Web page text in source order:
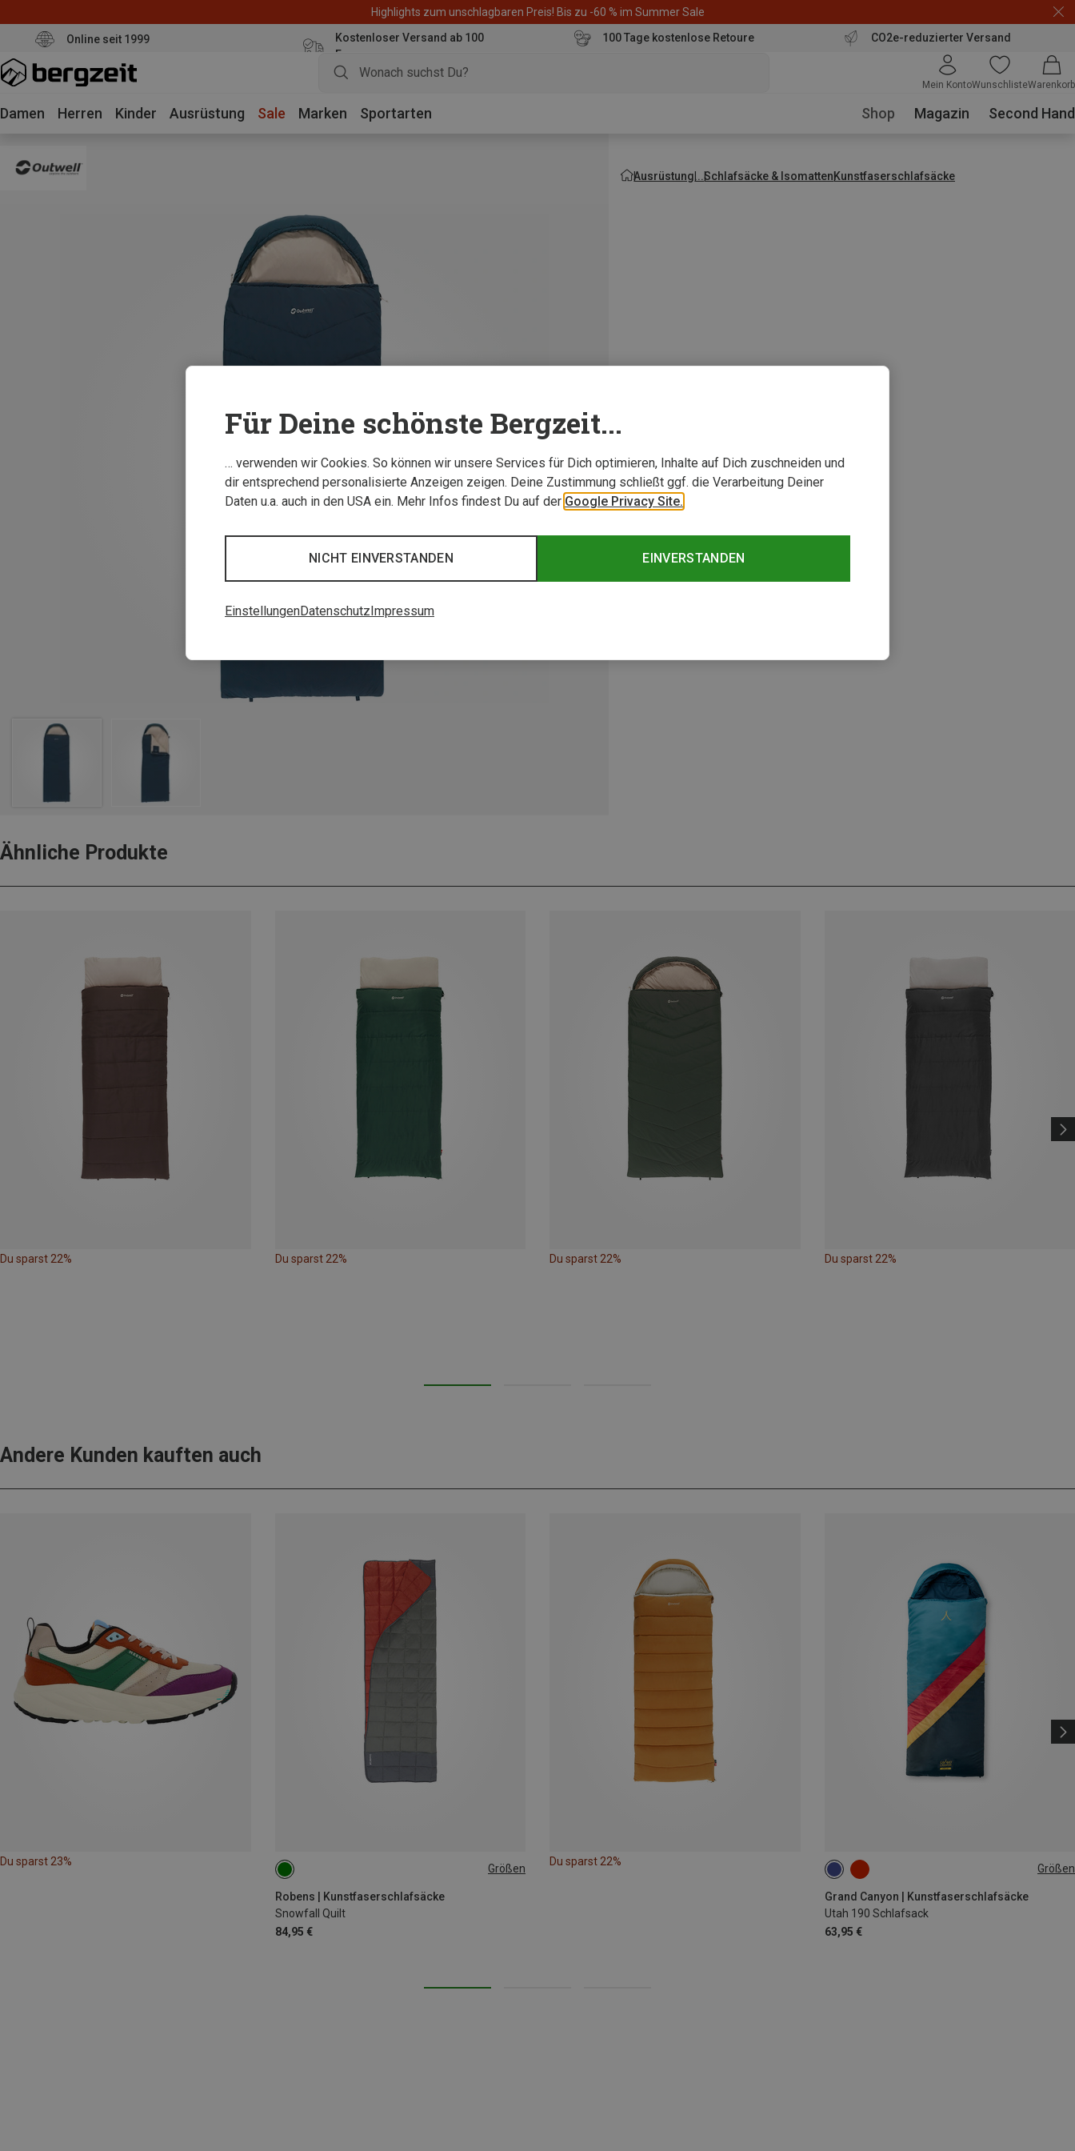
Highlights zum unschlagbaren Preis! Bis zu -60 % im Summer Sale
Online seit 1999
Kostenloser Versand ab 100
Euro
100 Tage kostenlose Retoure CO2e-reduzierter Versand
Mein KontoWunschlisteWarenkorb
Damen Herren Kinder Ausrüstung Sale Marken Sportarten Shop Magazin Second Hand
Ausrüstung Schlafsäcke & IsomattenKunstfaserschlafsäcke
Ähnliche Produkte
Du sparst 22% Du sparst 22% Du sparst 22% Du sparst 22%
Andere Kunden kauften auch
Du sparst 23%
Größen
Robens | Kunstfaserschlafsäcke
Snowfall Quilt
84,95 €
MAX. 180CM
Du sparst 22%
Größen
Grand Canyon | Kunstfaserschlafsäcke
Utah 190 Schlafsack
63,95 €
MAX. 190CM
Für Deine schönste Bergzeit...
… verwenden wir Cookies. So können wir unsere Services für Dich optimieren, Inhalte auf Dich zuschneiden und
dir entsprechend personalisierte Anzeigen zeigen. Deine Zustimmung schließt ggf. die Verarbeitung Deiner
Daten u.a. auch in den USA ein. Mehr Infos findest Du auf der Google Privacy Site.
EINVERSTANDEN
NICHT EINVERSTANDEN
EinstellungenDatenschutz Impressum